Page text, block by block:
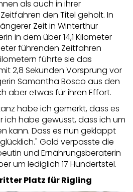
als auch in ihrer
den Titel geholt. In
Zeit in Winterthur
in dem über 14,1 Kilometer
führenden Zeitfahren
führte sie das
2,8 Sekunden Vorsprung vor
Samantha Bosco aus den
aber etwas für ihren Effort.
habe ich gemerkt, dass es
ich habe gewusst, dass ich um
kann. Dass es nun geklappt
Gold verpasste die
und Ernährungsberaterin
um lediglich 17 Hundertstel.
Platz für Rigling